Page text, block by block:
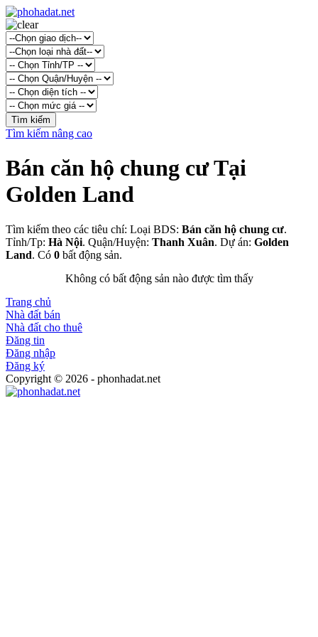
Tìm kiếm nâng cao
Bán căn hộ chung cư Tại
Golden Land
Tìm kiếm theo các tiêu chí: Loại BDS: Bán căn hộ chung cư.
Tỉnh/Tp: Hà Nội. Quận/Huyện: Thanh Xuân. Dự án: Golden
Land. Có 0 bất động sản.
Không có bất động sản nào được tìm thấy
Trang chủ
Nhà đất bán
Nhà đất cho thuê
Đăng tin
Đăng nhập
Đăng ký
Copyright © 2026 - phonhadat.net